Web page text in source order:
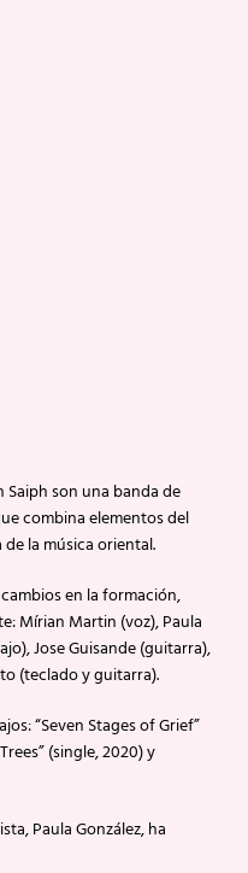
Saiph son una banda de
combina elementos del
la música oriental.
en la formación,
Mírian Martin (voz), Paula
Jose Guisande (guitarra),
(teclado y guitarra).
“Seven Stages of Grief”
(single, 2020) y
Paula González, ha